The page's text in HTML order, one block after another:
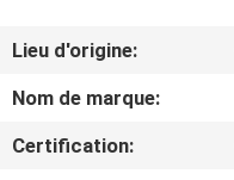
PROPOS
DE
NOUS
Lieu d'origine:
Nom de marque:
Certification: